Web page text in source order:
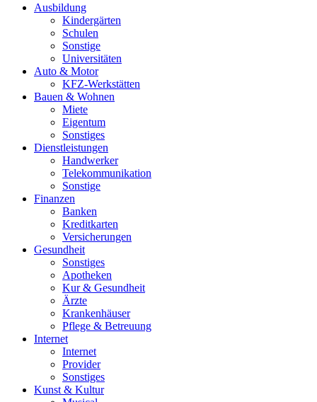
Ausbildung
Kindergärten
Schulen
Sonstige
Universitäten
Auto & Motor
KFZ-Werkstätten
Bauen & Wohnen
Miete
Eigentum
Sonstiges
Dienstleistungen
Handwerker
Telekommunikation
Sonstige
Finanzen
Banken
Kreditkarten
Versicherungen
Gesundheit
Sonstiges
Apotheken
Kur & Gesundheit
Ärzte
Krankenhäuser
Pflege & Betreuung
Internet
Internet
Provider
Sonstiges
Kunst & Kultur